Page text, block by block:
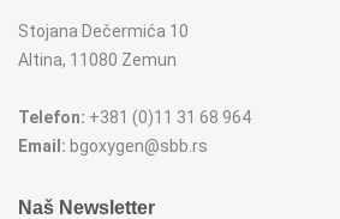
Stojana Dečermića 10
Altina, 11080 Zemun
Telefon: +381 (0)11 31 68 964
Email: bgoxygen@sbb.rs
Naš Newsletter